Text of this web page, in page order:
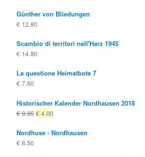
Günther von Bliedungen
€ 12.80
Scambio di territori nell'Harz 1945
€ 14.80
La questione Heimatbote 7
€ 7.60
Historischer Kalender Nordhausen 2018
€9.95 Il
originale
€ 4.00Il
attuale
Nordhuse - Nordhausen
€ 8.50